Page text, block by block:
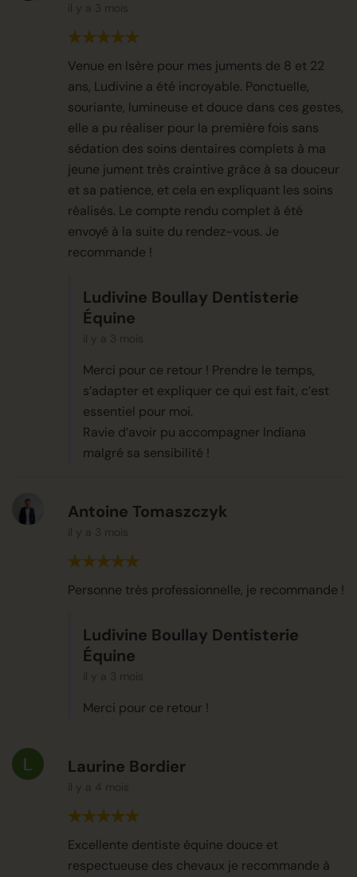
Venue en Isère pour mes juments de 8 et 22
ans, Ludivine a été incroyable. Ponctuelle,
souriante, lumineuse et douce dans ces gestes,
elle a pu réaliser pour la première fois sans
sédation des soins dentaires complets à ma
jeune jument très craintive grâce à sa douceur
et sa patience, et cela en expliquant les soins
réalisés. Le compte rendu complet à été
envoyé à la suite du rendez-vous. Je
recommande !
Ludivine Boullay Dentisterie
Équine
Merci pour ce retour ! Prendre le temps,
s’adapter et expliquer ce qui est fait, c’est
essentiel pour moi.
Ravie d’avoir pu accompagner Indiana
malgré sa sensibilité !
Antoine Tomaszczyk
Personne très professionnelle, je recommande !
Ludivine Boullay Dentisterie
Équine
Merci pour ce retour !
Laurine Bordier
Excellente dentiste équine douce et
respectueuse des chevaux je recommande à